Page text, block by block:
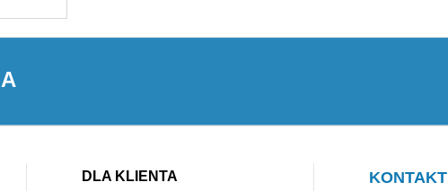
DLA KLIENTA KONTAKT